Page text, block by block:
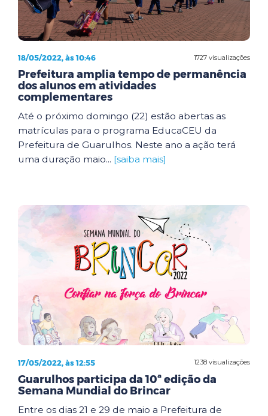
1727 visualizações
18/05/2022, às 10:46
Prefeitura amplia tempo de permanência
dos alunos em atividades
complementares
Até o próximo domingo (22) estão abertas as
matrículas para o programa EducaCEU da
Prefeitura de Guarulhos. Neste ano a ação terá
uma duração maio... [saiba mais]
1238 visualizações
17/05/2022, às 12:55
Guarulhos participa da 10ª edição da
Semana Mundial do Brincar
Entre os dias 21 e 29 de maio a Prefeitura de